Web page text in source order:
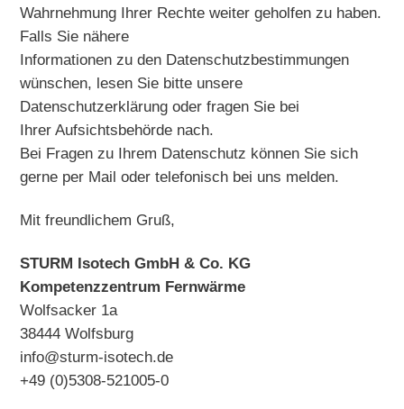
Wahrnehmung Ihrer Rechte weiter geholfen zu haben.
Falls Sie nähere
Informationen zu den Datenschutzbestimmungen
wünschen, lesen Sie bitte unsere
Datenschutzerklärung oder fragen Sie bei
Ihrer Aufsichtsbehörde nach.
Bei Fragen zu Ihrem Datenschutz können Sie sich
gerne per Mail oder telefonisch bei uns melden.
Mit freundlichem Gruß,
STURM Isotech GmbH & Co. KG
Kompetenzzentrum Fernwärme
Wolfsacker 1a
38444 Wolfsburg
info@sturm-isotech.de
+49 (0)5308-521005-0